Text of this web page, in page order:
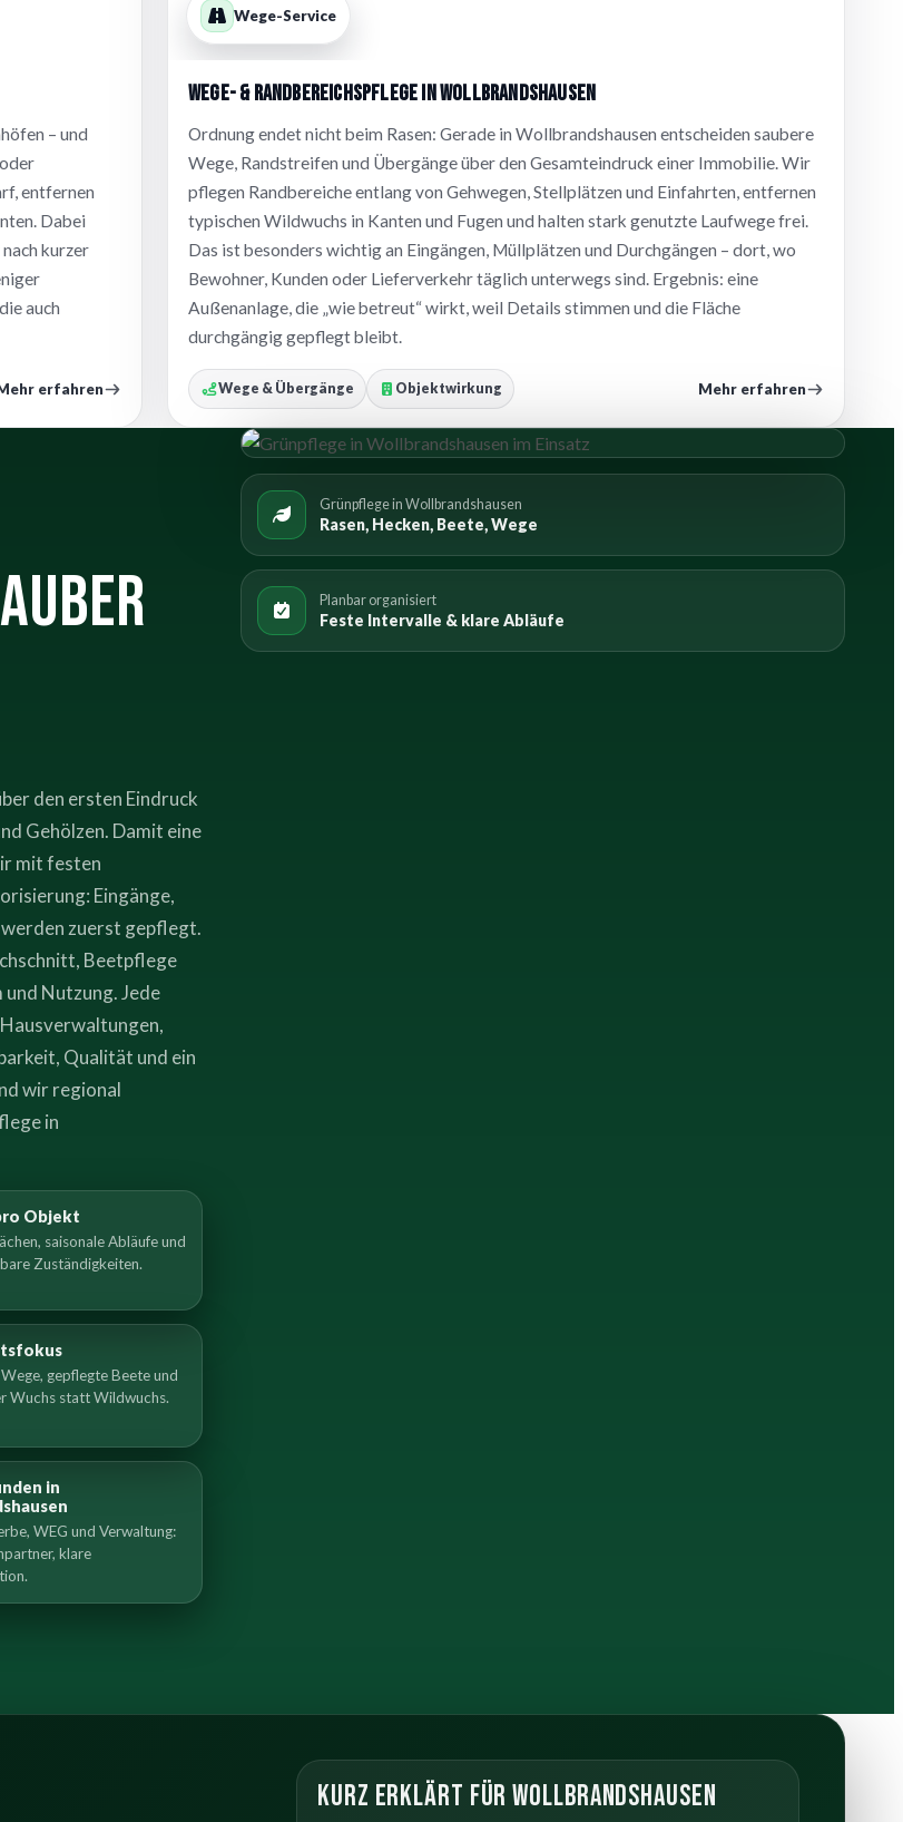
– und
entfernen
Dabei
kurzer
auch
erfahren
Wege-Service
Wege- & Randbereichspflege in Wollbrandshausen
Ordnung endet nicht beim Rasen: Gerade in Wollbrandshausen entscheiden saubere
Wege, Randstreifen und Übergänge über den Gesamteindruck einer Immobilie. Wir
pflegen Randbereiche entlang von Gehwegen, Stellplätzen und Einfahrten, entfernen
typischen Wildwuchs in Kanten und Fugen und halten stark genutzte Laufwege frei.
Das ist besonders wichtig an Eingängen, Müllplätzen und Durchgängen – dort, wo
Bewohner, Kunden oder Lieferverkehr täglich unterwegs sind. Ergebnis: eine
Außenanlage, die „wie betreut“ wirkt, weil Details stimmen und die Fläche
durchgängig gepflegt bleibt.
Wege & Übergänge Objektwirkung Mehr erfahren
den ersten Eindruck
Gehölzen. Damit eine
mit festen
Eingänge,
zuerst gepflegt.
Beetpflege
Nutzung. Jede
Qualität und ein
wir regional
in
Objekt
saisonale Abläufe und
Zuständigkeiten.
gepflegte Beete und
Wuchs statt Wildwuchs.
in
WEG und Verwaltung:
klare
Grünpflege in Wollbrandshausen
Rasen, Hecken, Beete, Wege
Planbar organisiert
Feste Intervalle & klare Abläufe
Kurz erklärt für Wollbrandshausen